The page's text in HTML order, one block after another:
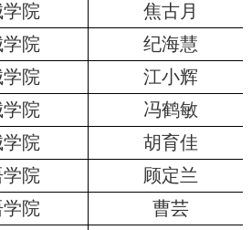
院
焦古月
院
纪海慧
院
江小辉
院
冯鹤敏
院
胡育佳
院
顾定兰
院
曹芸